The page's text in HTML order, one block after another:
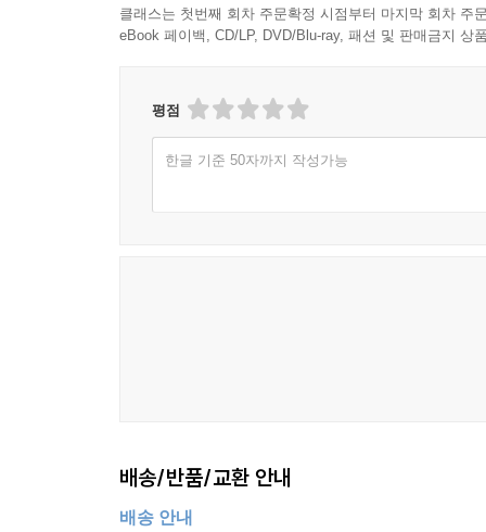
클래스는 첫번째 회차 주문확정 시점부터 마지막 회차 주
eBook 페이백, CD/LP, DVD/Blu-ray, 패션 및 판매금지 상
평점
한글 기준 50자까지 작성가능
배송/반품/교환 안내
배송 안내